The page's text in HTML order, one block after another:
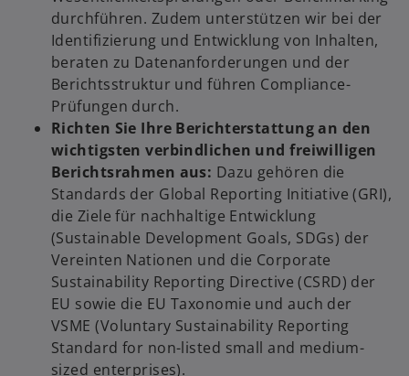
durchführen. Zudem unterstützen wir bei der
Identifizierung und Entwicklung von Inhalten,
beraten zu Datenanforderungen und der
Berichtsstruktur und führen Compliance-
Prüfungen durch.
Richten Sie Ihre Berichterstattung an den
wichtigsten verbindlichen und freiwilligen
Berichtsrahmen aus: Dazu gehören die
Standards der Global Reporting Initiative (GRI),
die Ziele für nachhaltige Entwicklung
(Sustainable Development Goals, SDGs) der
Vereinten Nationen und die Corporate
Sustainability Reporting Directive (CSRD) der
EU sowie die EU Taxonomie und auch der
VSME (Voluntary Sustainability Reporting
Standard for non-listed small and medium-
sized enterprises).